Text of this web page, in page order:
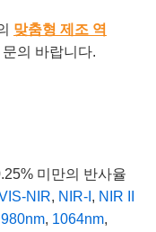
맞춤형 제조 역
문의 바랍니다.
미만의 반사율
NIR, NIR-I , NIR II
980nm, 1064nm,